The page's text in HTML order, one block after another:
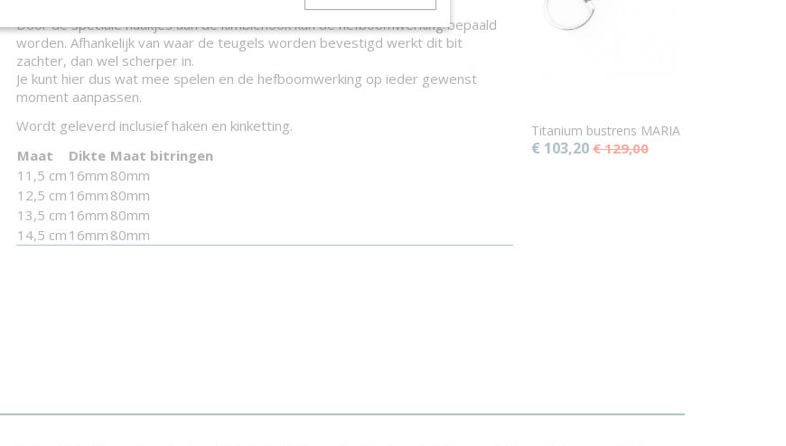
Door de speciale haakjes aan de kimblehook kan de hefboomwerking bepaald
worden. Afhankelijk van waar de teugels worden bevestigd werkt dit bit
zachter, dan wel scherper in.
Je kunt hier dus wat mee spelen en de hefboomwerking op ieder gewenst
moment aanpassen.
Wordt geleverd inclusief haken en kinketting.
Maat
Dikte Maat bitringen
11,5 cm 16mm 80mm
12,5 cm 16mm 80mm
13,5 cm 16mm 80mm
14,5 cm 16mm 80mm
Titanium bustrens MARIA
€ 103,20 € 129,00